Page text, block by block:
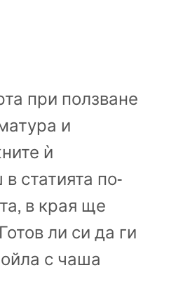
при ползване
и
ѝ
статията по-
в края ще
ли си да ги
с чаша